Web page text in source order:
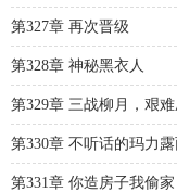
第327章 再次晋级
第328章 神秘黑衣人
第329章 三战柳月，艰难
第330章 不听话的玛力露
第331章 你造房子我偷家